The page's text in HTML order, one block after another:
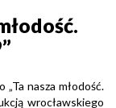
nasza młodość.
wrocławskiego